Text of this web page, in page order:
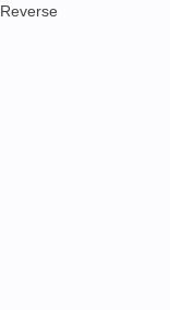
Reverse